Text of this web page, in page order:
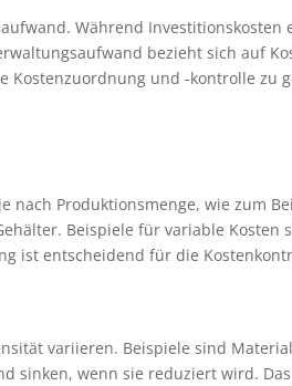
Während Investitionskosten
bezieht sich auf
Kostenzuordnung und -kontrolle zu
Produktionsmenge, wie zum
Beispiele für variable Kosten
ist entscheidend für die
variieren. Beispiele sind
sinken, wenn sie reduziert wird.